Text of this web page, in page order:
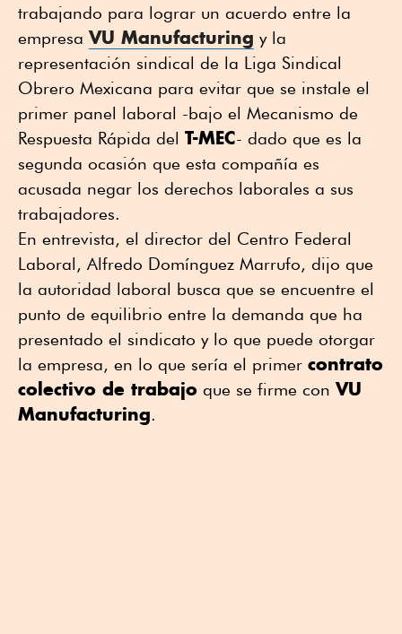
trabajando para lograr un acuerdo entre la
empresa VU Manufacturing y la
representación sindical de la Liga Sindical
Obrero Mexicana para evitar que se instale el
primer panel laboral -bajo el Mecanismo de
Respuesta Rápida del T-MEC- dado que es la
segunda ocasión que esta compañía es
acusada negar los derechos laborales a sus
trabajadores.
En entrevista, el director del Centro Federal
Laboral, Alfredo Domínguez Marrufo, dijo que
la autoridad laboral busca que se encuentre el
punto de equilibrio entre la demanda que ha
presentado el sindicato y lo que puede otorgar
la empresa, en lo que sería el primer contrato
colectivo de trabajo que se firme conVU
Manufacturing.